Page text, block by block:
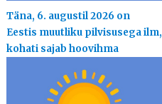
Täna, 6. augustil 2026 on
Eestis muutliku pilvisusega ilm,
kohati sajab hoovihma